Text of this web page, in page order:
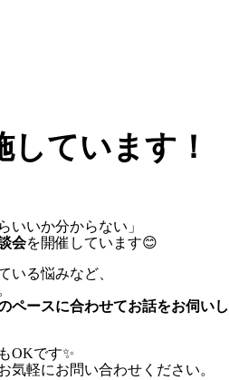
ています！
いいか分からない」
会を開催しています😊
いる悩みなど、
ペースに合わせてお話をお伺いし
OKです✨
気軽にお問い合わせください。